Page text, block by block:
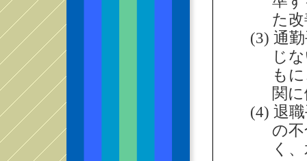
た
(3) 通
じ
も
関
(4) 退
の
く